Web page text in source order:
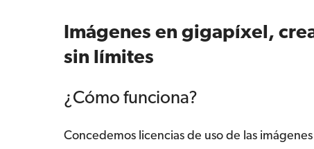
Imágenes en gigapíxel,
sin límites
¿Cómo funciona?
Concedemos licencias de uso de las